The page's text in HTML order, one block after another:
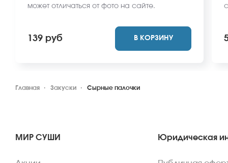
может отличаться от фото на сайте.
139 руб В КОРЗИНУ
Главная Закуски Сырные палочки
МИР СУШИ Юридическая